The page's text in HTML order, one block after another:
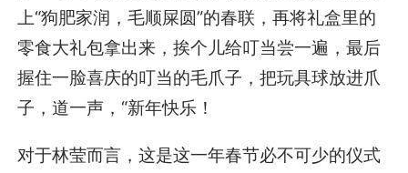
上“狗肥家润，毛顺屎圆”的春联，再将礼盒里的
零食大礼包拿出来，挨个儿给叮当尝一遍，最后
握住一脸喜庆的叮当的毛爪子，把玩具球放进爪
子，道一声，“新年快乐！
对于林莹而言，这是这一年春节必不可少的仪式